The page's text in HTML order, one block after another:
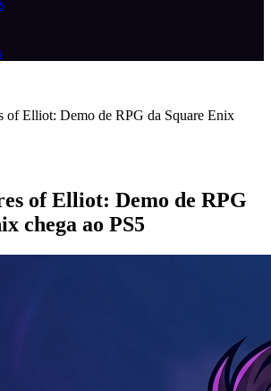
of Elliot: Demo de RPG da Square Enix
of Elliot: Demo de RPG
chega ao PS5